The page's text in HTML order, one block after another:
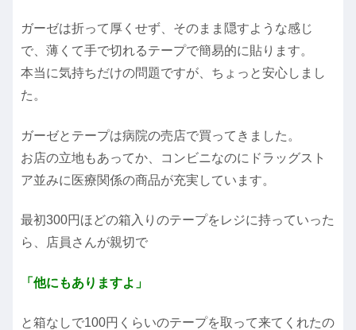
ガーゼは折って厚くせず、そのまま隠すような感じ
で、薄くて手で切れるテープで簡易的に貼ります。
本当に気持ちだけの問題ですが、ちょっと安心しまし
た。
ガーゼとテープは病院の売店で買ってきました。
お店の立地もあってか、コンビニなのにドラッグスト
ア並みに医療関係の商品が充実しています。
最初300円ほどの箱入りのテープをレジに持っていった
ら、店員さんが親切で
「他にもありますよ」
と箱なしで100円くらいのテープを取って来てくれたの